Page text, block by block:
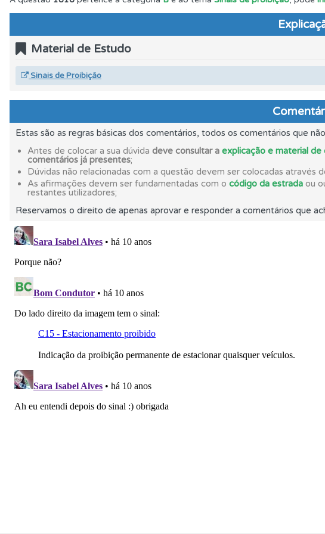
Crie uma conta para ter acesso às suas estatísticas em qualquer
Ajuda Consulte a ajuda se tiver dúvidas relacionadas com a plataforma.
Consulte o código da estrada na nossa biblioteca.
O Índice Bom Condutor dá-lhe uma ideia da sua preparação para
Testemunhos Veja os testemunhos dos nossos utilizadores e deixe o
Testes O teste "Erradas" apresenta-lhe questões que errou e não
Questões Consulte as explicações das questões para esclarecimentos
Consulte aqui todas as questões que usamos na plataforma.
Testes
Material de Estudo
Sinais de Proibição
Estas são as regras básicas dos comentários, todos os comentários que
Antes de colocar a sua dúvida deve consultar a explicação e material de
comentários já presentes;
Dúvidas não relacionadas com a questão devem ser colocadas através
As afirmações devem ser fundamentadas com o código da estrada ou
restantes utilizadores;
Reservamos o direito de apenas aprovar e responder a comentários que